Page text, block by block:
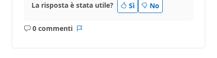
La risposta è stata utile? Sì No
0 commenti
Nessun